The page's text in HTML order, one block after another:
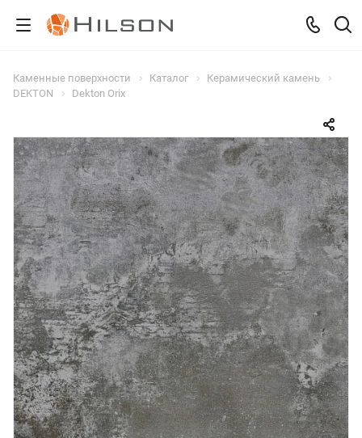
Каменные поверхности Каталог
Керамический камень
DEKTON
Dekton Orix